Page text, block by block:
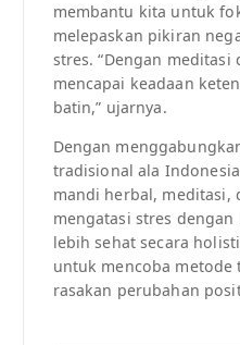
membantu kita untuk
melepaskan pikiran
stres. “Dengan
mencapai keadaan
batin,” ujarnya.
Dengan
tradisional ala
mandi herbal, meditasi,
mengatasi stres
lebih sehat secara
untuk mencoba
rasakan perubahan